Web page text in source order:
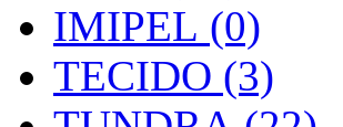
IMIPEL (0)
TECIDO (3)